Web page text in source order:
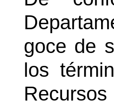
goce de
los